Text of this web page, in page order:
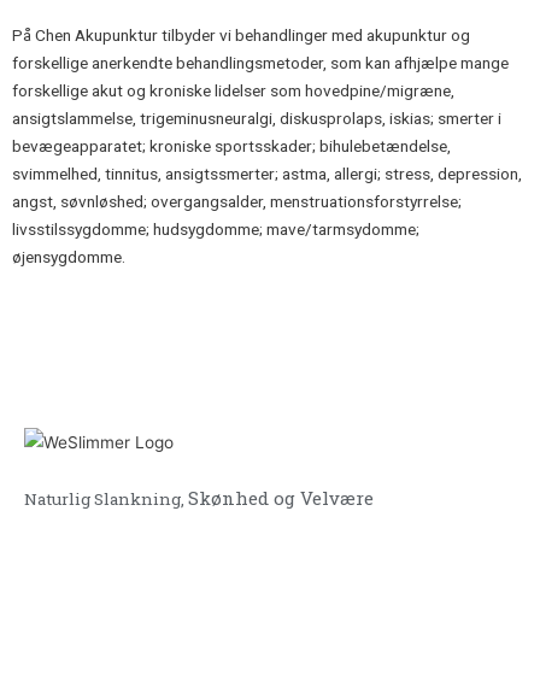
På Chen Akupunktur tilbyder vi behandlinger med akupunktur og
forskellige anerkendte behandlingsmetoder, som kan afhjælpe mange
forskellige akut og kroniske lidelser som hovedpine/migræne,
ansigtslammelse, trigeminusneuralgi, diskusprolaps, iskias; smerter i
bevægeapparatet; kroniske sportsskader; bihulebetændelse,
svimmelhed, tinnitus, ansigtssmerter; astma, allergi; stress, depression,
angst, søvnløshed; overgangsalder, menstruationsforstyrrelse;
livsstilssygdomme; hudsygdomme; mave/tarmsydomme;
øjensygdomme.
Naturlig Slankning, Skønhed og Velvære